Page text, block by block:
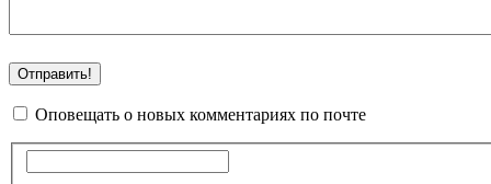
Оповещать о новых комментариях по почте